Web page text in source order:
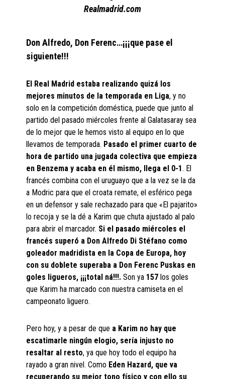
Realmadrid.com
Don Alfredo, Don Ferenc…¡¡¡que pase el
siguiente!!!
El Real Madrid estaba realizando quizá los
mejores minutos de la temporada en Liga, y no
solo en la competición doméstica, puede que junto al
partido del pasado miércoles frente al Galatasaray sea
de lo mejor que le hemos visto al equipo en lo que
llevamos de temporada. Pasado el primer cuarto de
hora de partido una jugada colectiva que empieza
en Benzema y acaba en él mismo, llega el 0-1. El
francés combina con el uruguayo que a la vez se la da
a Modric para que el croata remate, el esférico pega
en un defensor y sale rechazado para que «El pajarito»
lo recoja y se la dé a Karim que chuta ajustado al palo
para abrir el marcador. Si el pasado miércoles el
francés superó a Don Alfredo Di Stéfano como
goleador madridista en la Copa de Europa, hoy
con su doblete superaba a Don Ferenc Puskas en
goles ligueros, ¡¡¡total ná!!!. Son ya 157 los goles
que Karim ha marcado con nuestra camiseta en el
campeonato liguero.
Pero hoy, y a pesar de que a Karim no hay que
escatimarle ningún elogio, sería injusto no
resaltar al resto, ya que hoy todo el equipo ha
rayado a gran nivel. Como Eden Hazard, que va
recuperando su mejor tono físico y con ello su